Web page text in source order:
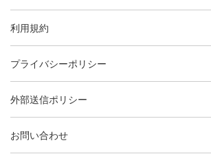
利用規約
プライバシーポリシー
外部送信ポリシー
お問い合わせ